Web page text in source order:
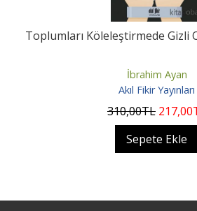
Toplumları Köleleştirmede Gizli
İbrahim Ayan
Akıl Fikir Yayınları
310,00TL 217,00
Sepete Ekle